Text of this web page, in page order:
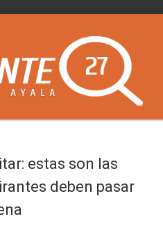
estas son las
deben pasar